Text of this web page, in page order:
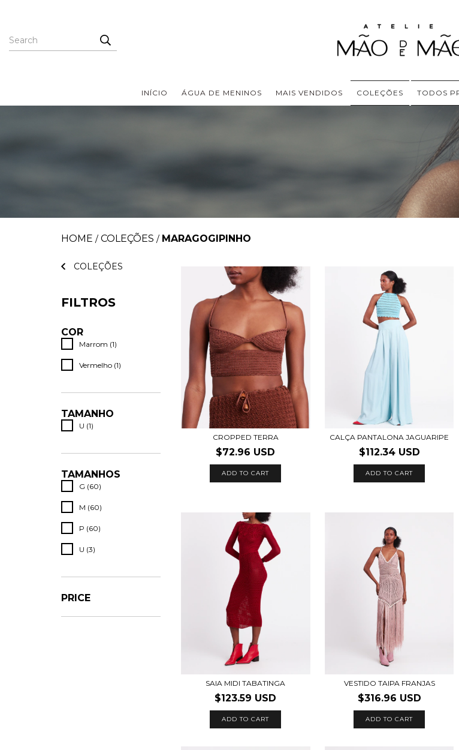
INÍCIO ÁGUA DE MENINOS MAIS VENDIDOS COLEÇÕES TODOS
HOME / COLEÇÕES / MARAGOGIPINHO
COLEÇÕES
FILTROS
COR
Marrom (1)
Vermelho (1)
TAMANHO
U (1)
TAMANHOS
G (60)
M (60)
P (60)
U (3)
PRICE
CROPPED TERRA
$72.96 USD
ADD TO CART
CALÇA PANTALONA JAGUARIPE
$112.34 USD
ADD TO CART
SAIA MIDI TABATINGA
$123.59 USD
ADD TO CART
VESTIDO TAIPA FRANJAS
$316.96 USD
ADD TO CART